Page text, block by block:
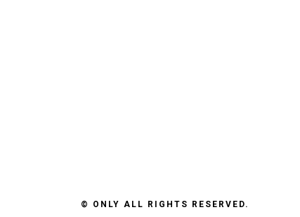
© ONLY ALL RIGHTS RESERVED.